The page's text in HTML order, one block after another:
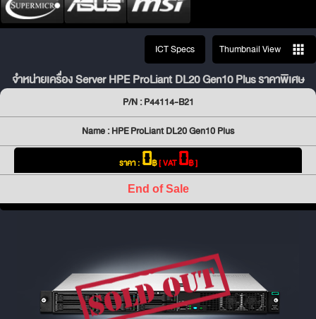
ICT Specs Thumbnail View
จำหน่ายเครื่อง Server HPE ProLiant DL20 Gen10 Plus ราคาพิเศษ
P/N : P44114-B21
Name : HPE ProLiant DL20 Gen10 Plus
ราคา : 0฿[ VAT0฿ ]
End of Sale